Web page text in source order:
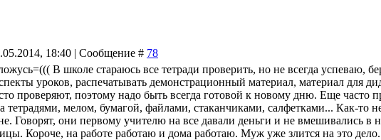
18:40 | Сообщение # 78
В школе стараюсь все тетради проверить, но не всегда успеваю,
уроков, распечатывать демонстрационный материал, материал для
проверяют, поэтому надо быть всегда готовой к новому дню. Еще часто
тетрадями, мелом, бумагой, файлами, стаканчиками, салфетками... Как-то
Говорят, они первому учителю на все давали деньги и не вмешивались
Короче, на работе работаю и дома работаю. Муж уже злится на это